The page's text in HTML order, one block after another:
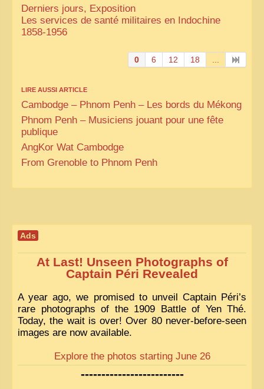
Derniers jours, Exposition
Les services de santé militaires en Indochine
1858-1956
0 6 12 18 ...
LIRE AUSSI ARTICLE
Cambodge – Phnom Penh – Les bords du Mékong
Phnom Penh – Musiciens jouant pour une fête
publique
AngKor Wat Cambodge
From Grenoble to Phnom Penh
Ads
At Last! Unseen Photographs of
Captain Péri Revealed
A year ago, we promised to unveil Captain Péri’s
rare photographs of the 1909 Battle of Yen Thé.
Today, the wait is over! Over 80 never-before-seen
images are now available.
Explore the photos starting June 26
-------------------------